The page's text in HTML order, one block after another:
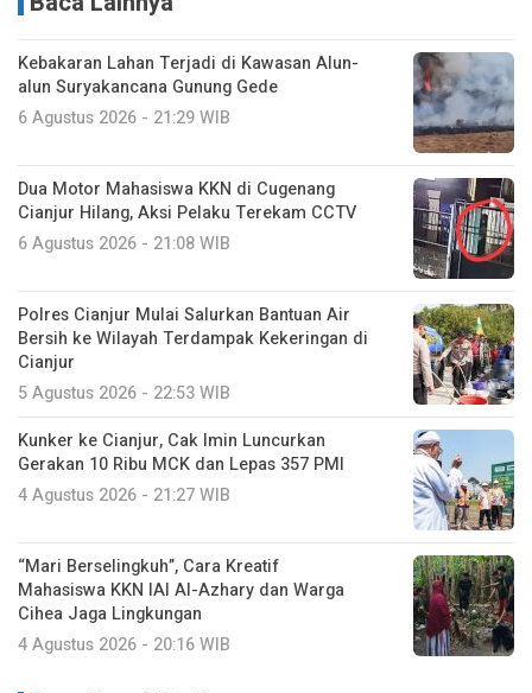
Kebakaran Lahan Terjadi di Kawasan Alun-
alun Suryakancana Gunung Gede
6 Agustus 2026 - 21:29 WIB
Dua Motor Mahasiswa KKN di Cugenang
Cianjur Hilang, Aksi Pelaku Terekam CCTV
6 Agustus 2026 - 21:08 WIB
Polres Cianjur Mulai Salurkan Bantuan Air
Bersih ke Wilayah Terdampak Kekeringan di
Cianjur
5 Agustus 2026 - 22:53 WIB
Kunker ke Cianjur, Cak Imin Luncurkan
Gerakan 10 Ribu MCK dan Lepas 357 PMI
4 Agustus 2026 - 21:27 WIB
“Mari Berselingkuh”, Cara Kreatif
Mahasiswa KKN IAI Al-Azhary dan Warga
Cihea Jaga Lingkungan
4 Agustus 2026 - 20:16 WIB